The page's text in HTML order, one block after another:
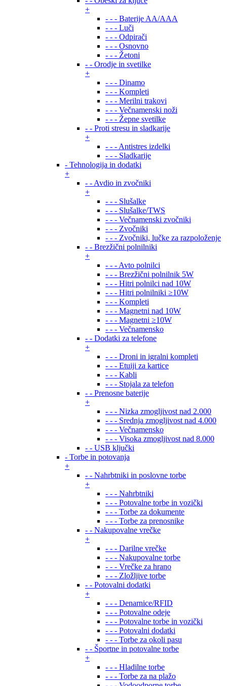
+
- - - Baterije AA/AAA
- - - Luči
- - - Odpirači
- - - Osnovno
- - - Žetoni
- - Orodje in svetilke
+
- - - Dinamo
- - - Kompleti
- - - Merilni trakovi
- - - Večnamenski noži
- - - Žepne svetilke
- - Proti stresu in sladkarije
+
- - - Antistres izdelki
- - - Sladkarije
- Tehnologija in dodatki
+
- - Avdio in zvočniki
+
- - - Slušalke
- - - Slušalke/TWS
- - - Večnamenski zvočniki
- - - Zvočniki
- - - Zvočniki, lučke za razpoloženje
- - Brezžični polnilniki
+
- - - Avto polnilci
- - - Brezžični polnilnik 5W
- - - Hitri polnilci nad 10W
- - - Hitri polnilniki ≥10W
- - - Kompleti
- - - Magnetni nad 10W
- - - Magnetni ≥10W
- - - Večnamensko
- - Dodatki za telefone
+
- - - Droni in igralni kompleti
- - - Etuiji za kartice
- - - Kabli
- - - Stojala za telefon
- - Prenosne baterije
+
- - - Nizka zmogljivost nad 2.000
- - - Srednja zmogljivost nad 4.000
- - - Večnamensko
- - - Visoka zmogljivost nad 8.000
- - USB ključki
- Torbe in potovanja
+
- - Nahrbtniki in poslovne torbe
+
- - - Nahrbtniki
- - - Potovalne torbe in vozički
- - - Torbe za dokumente
- - - Torbe za prenosnike
- - Nakupovalne vrečke
+
- - - Darilne vrečke
- - - Nakupovalne torbe
- - - Vrečke za hrano
- - - Zložljive torbe
- - Potovalni dodatki
+
- - - Denarnice/RFID
- - - Potovalne odeje
- - - Potovalne torbe in vozički
- - - Potovalni dodatki
- - - Torbe za okoli pasu
- - Športne in potovalne torbe
+
- - - Hladilne torbe
- - - Torbe za na plažo